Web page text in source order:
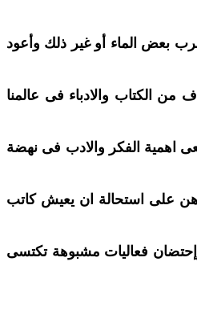
بعض الماء أو غير ذلك وأعود
من الكتاب والادباء فى عالمنا
اهمية الفكر والادب فى نهضة
على استحالة ان يعيش كاتب
فعاليات مشبوهة تكتسى